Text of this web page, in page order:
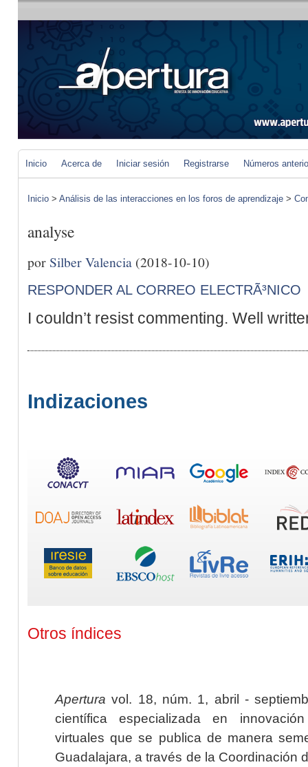
Inicio Acerca de Iniciar sesión Registrarse Números
Inicio > Análisis de las interacciones en los foros de aprendizaje >
analyse
porSilber Valencia (2018-10-10)
RESPONDER AL CORREO ELECTRÃ³NICO
I couldn’t resist commenting. Well
Indizaciones
Otros índices
Apertura vol. 18, núm. 1, abril -
científica especializada en
virtuales que se publica de manera
Guadalajara, a través de la Coordinación